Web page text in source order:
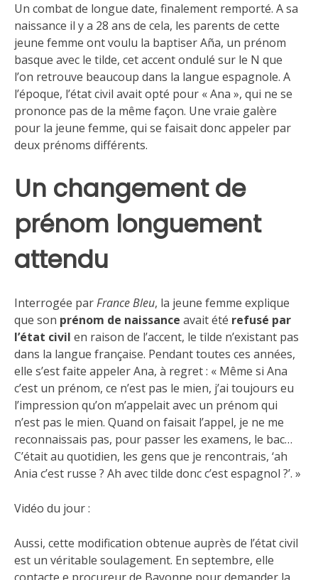
Un combat de longue date, finalement remporté. A sa
naissance il y a 28 ans de cela, les parents de cette
jeune femme ont voulu la baptiser Aña, un prénom
basque avec le tilde, cet accent ondulé sur le N que
l’on retrouve beaucoup dans la langue espagnole. A
l’époque, l’état civil avait opté pour « Ana », qui ne se
prononce pas de la même façon. Une vraie galère
pour la jeune femme, qui se faisait donc appeler par
deux prénoms différents.
Un changement de
prénom longuement
attendu
Interrogée parFrance Bleu, la jeune femme explique
que son prénom de naissance avait été refusé par
l’état civil en raison de l’accent, le tilde n’existant pas
dans la langue française. Pendant toutes ces années,
elle s’est faite appeler Ana, à regret : « Même si Ana
c’est un prénom, ce n’est pas le mien, j’ai toujours eu
l’impression qu’on m’appelait avec un prénom qui
n’est pas le mien. Quand on faisait l’appel, je ne me
reconnaissais pas, pour passer les examens, le bac…
C’était au quotidien, les gens que je rencontrais, ‘ah
Ania c’est russe ? Ah avec tilde donc c’est espagnol ?’. »
Vidéo du jour :
Aussi, cette modification obtenue auprès de l’état civil
est un véritable soulagement. En septembre, elle